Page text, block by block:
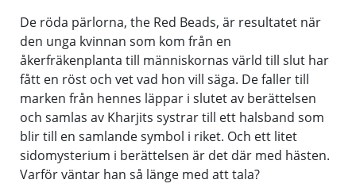
De röda pärlorna, the Red Beads, är resultatet när
den unga kvinnan som kom från en
åkerfräkenplanta till människornas värld till slut har
fått en röst och vet vad hon vill säga. De faller till
marken från hennes läppar i slutet av berättelsen
och samlas av Kharjits systrar till ett halsband som
blir till en samlande symbol i riket. Och ett litet
sidomysterium i berättelsen är det där med hästen.
Varför väntar han så länge med att tala?